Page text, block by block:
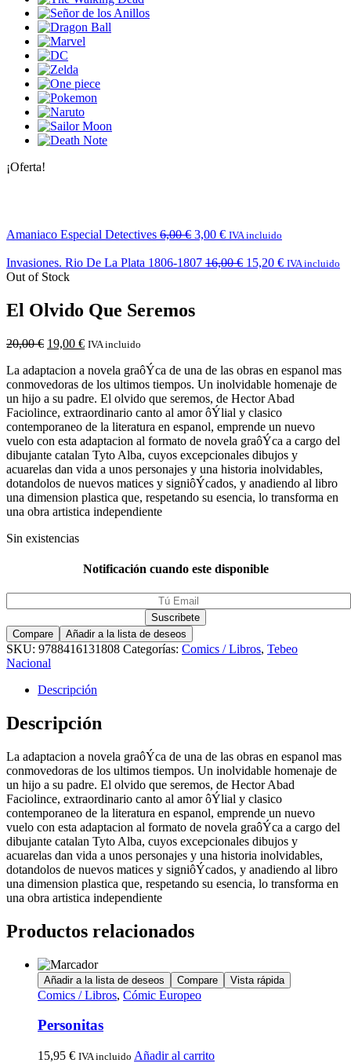
¡Oferta!
Amaniaco Especial Detectives 6,00€ 3,00 € IVA incluido
Invasiones. Rio De La Plata 1806-1807 16,00€ 15,20 € IVA incluido
Out of Stock
El Olvido Que Seremos
20,00€ 19,00 € IVA incluido
La adaptacion a novela graôÝca de una de las obras en espanol mas
conmovedoras de los ultimos tiempos. Un inolvidable homenaje de
un hijo a su padre. El olvido que seremos, de Hector Abad
Faciolince, extraordinario canto al amor ôÝlial y clasico
contemporaneo de la literatura en espanol, emprende un nuevo
vuelo con esta adaptacion al formato de novela graôÝca a cargo del
dibujante catalan Tyto Alba, cuyos excepcionales dibujos y
acuarelas dan vida a unos personajes y una historia inolvidables,
dotandolos de nuevos matices y signiôÝcados, y anadiendo al libro
una dimension plastica que, respetando su esencia, lo transforma en
una obra artistica independiente
Sin existencias
Notificación cuando este disponible
Compare Añadir a la lista de deseos
SKU: 9788416131808 Categorías: Comics / Libros, Tebeo
Nacional
Descripción
Descripción
La adaptacion a novela graôÝca de una de las obras en espanol mas
conmovedoras de los ultimos tiempos. Un inolvidable homenaje de
un hijo a su padre. El olvido que seremos, de Hector Abad
Faciolince, extraordinario canto al amor ôÝlial y clasico
contemporaneo de la literatura en espanol, emprende un nuevo
vuelo con esta adaptacion al formato de novela graôÝca a cargo del
dibujante catalan Tyto Alba, cuyos excepcionales dibujos y
acuarelas dan vida a unos personajes y una historia inolvidables,
dotandolos de nuevos matices y signiôÝcados, y anadiendo al libro
una dimension plastica que, respetando su esencia, lo transforma en
una obra artistica independiente
Productos relacionados
Añadir a la lista de deseos Compare Vista rápida
Comics / Libros, Cómic Europeo
Personitas
15,95 € IVA incluido Añadir al carrito